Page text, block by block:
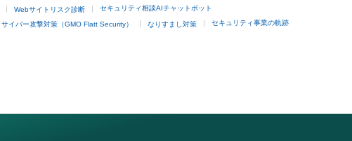
Webサイトリスク診断 セキュリティ相談AIチャットボット
サイバー攻撃対策（GMO Flatt Security） なりすまし対策 セキュリティ事業の軌跡